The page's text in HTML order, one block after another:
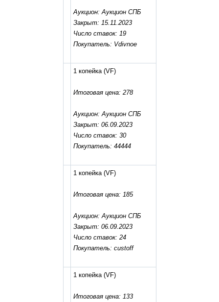
Аукцион: Аукцион СПБ
Закрыт: 15.11.2023
Число ставок: 19
Покупатель: Vdivnoe
1 копейка (VF)
Итоговая цена: 278
Аукцион: Аукцион СПБ
Закрыт: 06.09.2023
Число ставок: 30
Покупатель: 44444
1 копейка (VF)
Итоговая цена: 185
Аукцион: Аукцион СПБ
Закрыт: 06.09.2023
Число ставок: 24
Покупатель: custoff
1 копейка (VF)
Итоговая цена: 133